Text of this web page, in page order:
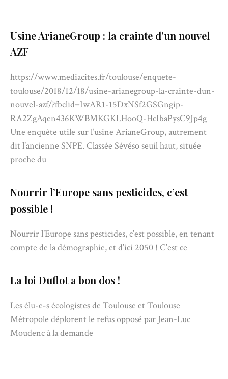
Usine ArianeGroup : la crainte d’un nouvel
AZF
https://www.mediacites.fr/toulouse/enquete-
toulouse/2018/12/18/usine-arianegroup-la-crainte-dun-
nouvel-azf/?fbclid=IwAR1-15DxNSf2GSGngip-
RA2ZgAqen436KWBMKGKLHooQ-HcIbaPysC9Jp4g
Une enquête utile sur l’usine ArianeGroup, autrement
dit l’ancienne SNPE. Classée Sévéso seuil haut, située
proche du
Nourrir l’Europe sans pesticides, c’est
possible !
Nourrir l’Europe sans pesticides, c’est possible, en tenant
compte de la démographie, et d’ici 2050 ! C’est ce
La loi Duflot a bon dos !
Les élu-e-s écologistes de Toulouse et Toulouse
Métropole déplorent le refus opposé par Jean-Luc
Moudenc à la demande